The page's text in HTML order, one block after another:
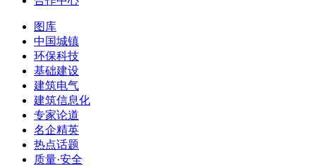
图库
中国城镇
环保科技
基础建设
建筑电气
建筑信息化
专家论道
名企精英
热点话题
质量·安全